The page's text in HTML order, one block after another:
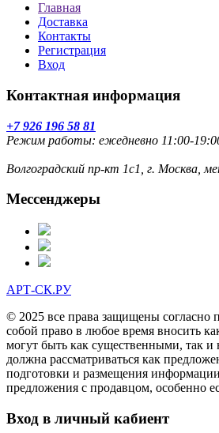
Главная
Доставка
Контакты
Регистрация
Вход
Контактная информация
+7 926 196 58 81
Режим работы: ежедневно 11:00-
Волгоградский пр-кт 1с1, г.
Мессенджеры
АРТ-СК.РУ
© 2025 все права защищены согласно
собой право в любое время вносить
могут быть как существенными, так и
должна рассматриваться как
подготовки и размещения информации
предложения с продавцом, особенно
Вход в личный кабиент